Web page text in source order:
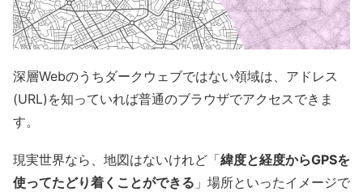
深層Webのうちダークウェブではない領域は、アドレス
(URL)を知っていれば普通のブラウザでアクセスできま
す。
現実世界なら、地図はないけれど「緯度と経度からGPSを
使ってたどり着くことができる 」場所といったイメージで